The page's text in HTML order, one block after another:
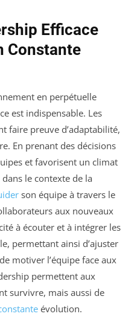
Efficace
Constante
en perpétuelle
est indispensable. Les
faire preuve d’adaptabilité,
En prenant des décisions
et favorisent un climat
le contexte de la
son équipe à travers le
aux nouveaux
à écouter et à intégrer les
permettant ainsi d’ajuster
motiver l’équipe face aux
permettent aux
survivre, mais aussi de
évolution.